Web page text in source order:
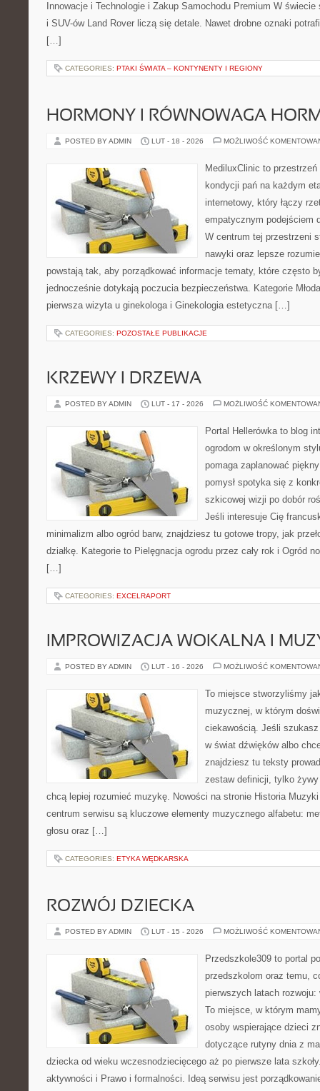
Innowacje i Technologie i Zakup Samochodu Premium W
i SUV-ów Land Rover liczą się detale. Nawet drobne oznaki
[…]
CATEGORIES: PTAKI ŚWIATA – KONTYNENTY I REGIONY
HORMONY I RÓWNOWAGA
POSTED BY ADMIN LUT - 18 - 2026 MOŻLIWOŚĆ
MediluxClinic to
kondycji pań na każdym
internetowy, który łączy
empatycznym podejściem
W centrum tej przestrzeni
nawyki oraz lepsze
powstają tak, aby porządkować informacje tematy, które często
jednocześnie dotykają poczucia bezpieczeństwa. Kategorie
pierwsza wizyta u ginekologa i Ginekologia estetyczna […]
CATEGORIES: POZOSTAŁE PUBLIKACJE
KRZEWY I DRZEWA
POSTED BY ADMIN LUT - 17 - 2026 MOŻLIWOŚĆ
Portal Hellerówka to blog
ogrodom w określonym
pomaga zaplanować
pomysł spotyka się z
szkicowej wizji po dobór
Jeśli interesuje Cię
minimalizm albo ogród barw, znajdziesz tu gotowe tropy, jak
działkę. Kategorie to Pielęgnacja ogrodu przez cały rok i Ogród
[…]
CATEGORIES: EXCELRAPORT
IMPROWIZACJA WOKALNA I
POSTED BY ADMIN LUT - 16 - 2026 MOŻLIWOŚĆ
To miejsce stworzyliśmy
muzycznej, w którym
ciekawością. Jeśli
w świat dźwięków albo
znajdziesz tu teksty
zestaw definicji, tylko
chcą lepiej rozumieć muzykę. Nowości na stronie Historia
centrum serwisu są kluczowe elementy muzycznego alfabetu:
głosu oraz […]
CATEGORIES: ETYKA WĘDKARSKA
ROZWÓJ DZIECKA
POSTED BY ADMIN LUT - 15 - 2026 MOŻLIWOŚĆ
Przedszkole309 to portal
przedszkolom oraz temu,
pierwszych latach
To miejsce, w którym
osoby wspierające dzieci
dotyczące rutyny dnia z
dziecka od wieku wczesnodziecięcego aż po pierwsze lata
aktywności i Prawo i formalności. Ideą serwisu jest